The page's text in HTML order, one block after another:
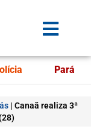
Pará
| Canaã realiza 3ª